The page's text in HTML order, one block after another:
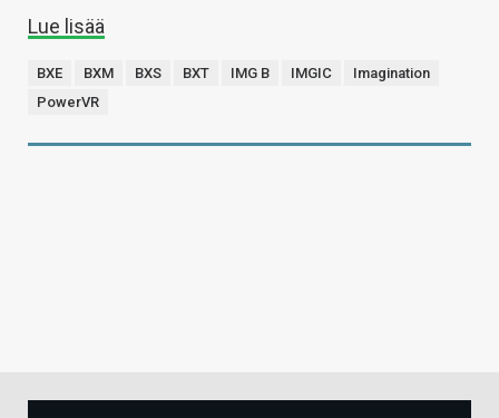
Lue lisää
BXE BXM BXS BXT IMG B IMGIC
Imagination
PowerVR